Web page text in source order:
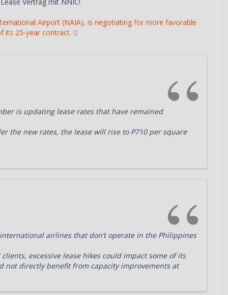
Airport (NAIA), is negotiating for more favorable
its 25-year contract.
is updating lease rates that have remained
the new rates, the lease will rise to P710 per square
airlines that don’t operate in the Philippines
excessive lease hikes could impact some of its
directly benefit from capacity improvements at